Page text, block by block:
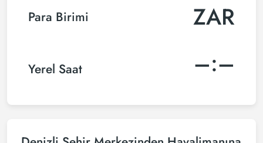
Para Birimi ZAR
Yerel Saat –:–